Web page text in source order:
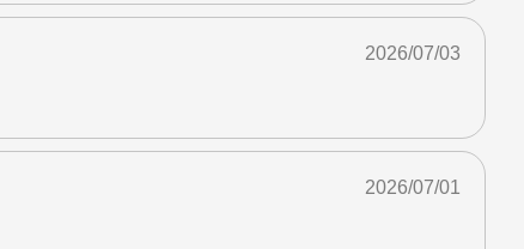
2026/07/03
2026/07/01